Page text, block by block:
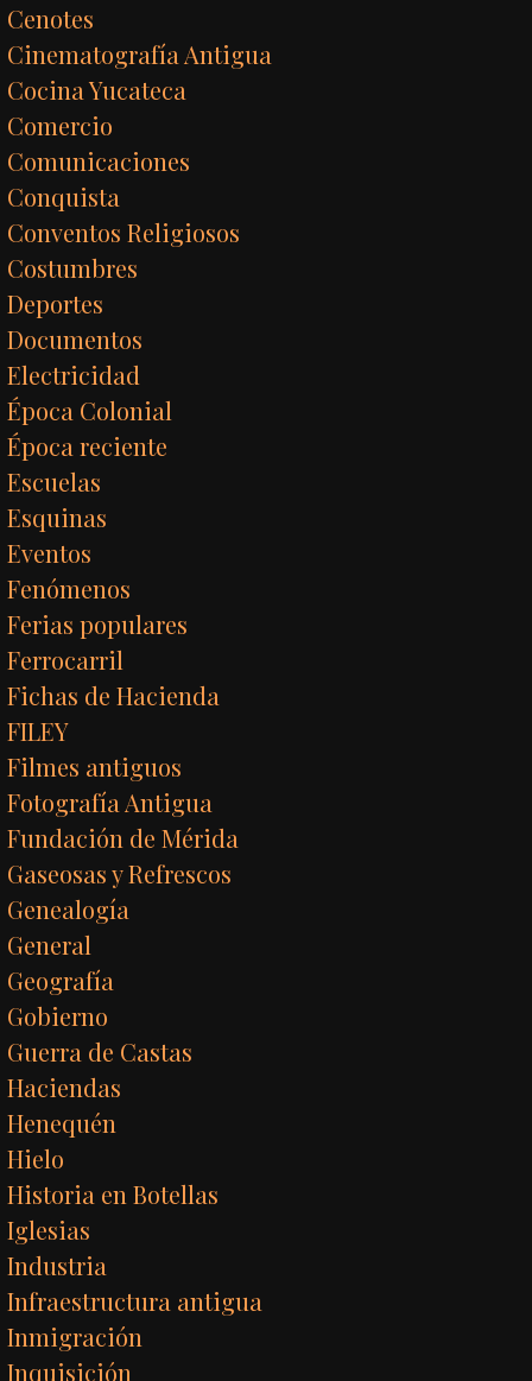
Cenotes
Cinematografía Antigua
Cocina Yucateca
Comercio
Comunicaciones
Conquista
Conventos Religiosos
Costumbres
Deportes
Documentos
Electricidad
Época Colonial
Época reciente
Escuelas
Esquinas
Eventos
Fenómenos
Ferias populares
Ferrocarril
Fichas de Hacienda
FILEY
Filmes antiguos
Fotografía Antigua
Fundación de Mérida
Gaseosas y Refrescos
Genealogía
General
Geografía
Gobierno
Guerra de Castas
Haciendas
Henequén
Hielo
Historia en Botellas
Iglesias
Industria
Infraestructura antigua
Inmigración
Inquisición